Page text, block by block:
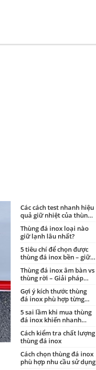
Các cách test nhanh hiệu
quả giữ nhiệt của thùng
Thùng đá inox loại nào
giữ lạnh lâu nhất?
5 tiêu chí để chọn được
thùng đá inox bền – giữ
điện
Thùng đá inox âm bàn vs
thùng rời – Giải pháp
Gợi ý kích thước thùng
đá inox phù hợp từng
5 sai lầm khi mua thùng
đá inox khiến nhanh
hỏng, tốn tiền oan
Cách kiểm tra chất lượng
thùng đá inox
Cách chọn thùng đá inox
phù hợp nhu cầu sử dụng